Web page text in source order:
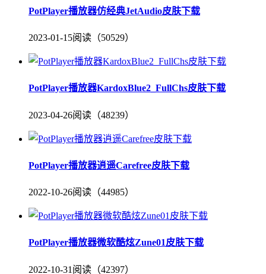
PotPlayer播放器仿经典JetAudio皮肤下载
2023-01-15阅读（50529）
PotPlayer播放器KardoxBlue2_FullChs皮肤下载
2023-04-26阅读（48239）
PotPlayer播放器逍遥Carefree皮肤下载
2022-10-26阅读（44985）
PotPlayer播放器微软酷炫Zune01皮肤下载
2022-10-31 阅读（42397）